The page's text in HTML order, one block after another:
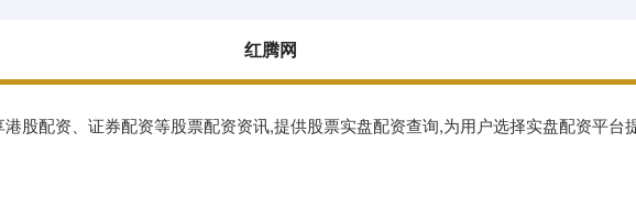
红腾网
股配资、证券配资等股票配资资讯,提供股票实盘配资查询,为用户选择实盘配资平台